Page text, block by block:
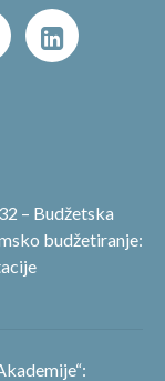
– Budžetska
budžetiranje: